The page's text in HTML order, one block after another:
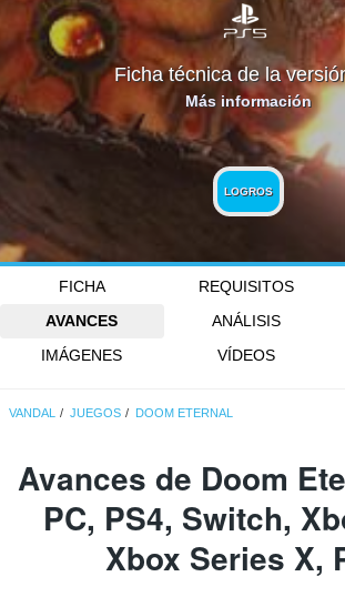
Ficha técnica de la
Más información
LOGROS
FICHA REQUISITOS
AVANCES
ANÁLISIS
IMÁGENES
VÍDEOS
VANDAL JUEGOS DOOM ETERNAL
Avances de Doom
PC, PS4, Switch,
Xbox Series X,